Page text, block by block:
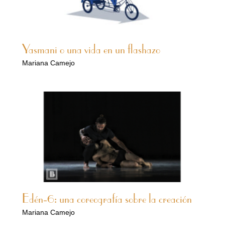
Yasmani o una vida en un flashazo
Mariana Camejo
Edén-6: una coreografía sobre la creación
Mariana Camejo